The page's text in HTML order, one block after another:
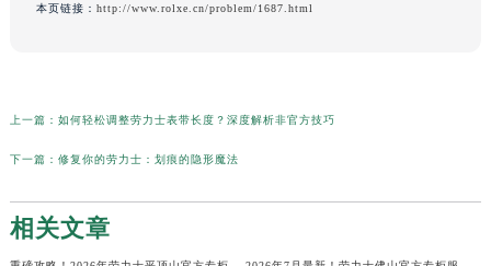
本页链接： http://www.rolxe.cn/problem/1687.html
上一篇： 如何轻松调整劳力士表带长度？深度解析非官方技巧
下一篇： 修复你的劳力士：划痕的隐形魔法
相关文章